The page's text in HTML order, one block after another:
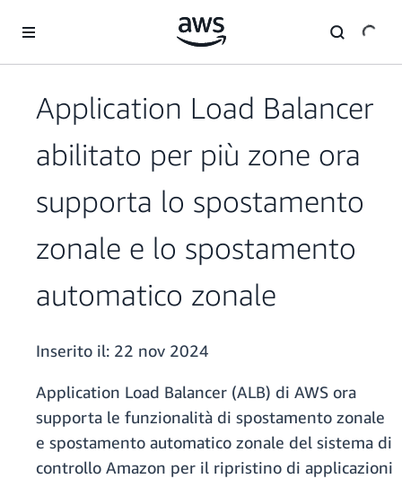
Application Load Balancer
abilitato per più zone ora
supporta lo spostamento
zonale e lo spostamento
automatico zonale
Inserito il: 22 nov 2024
Application Load Balancer (ALB) di AWS ora
supporta le funzionalità di spostamento zonale
e spostamento automatico zonale del sistema di
controllo Amazon per il ripristino di applicazioni